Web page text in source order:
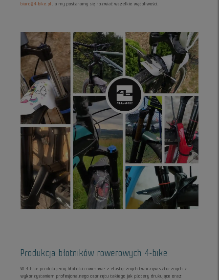
biuro@4-bike.pl, a my postaramy się rozwiać wszelkie wątpliwości.
Produkcja błotników rowerowych 4-bike
W 4-bike produkujemy błotniki rowerowe z elastycznych tworzyw sztucznych z
wykorzystaniem profesjonalnego osprzętu takiego jak plotery drukujące oraz